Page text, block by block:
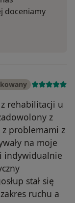
doceniamy
rehabilitacji u
z
z problemami z
na moje
indywidualnie
stał się
ruchu a